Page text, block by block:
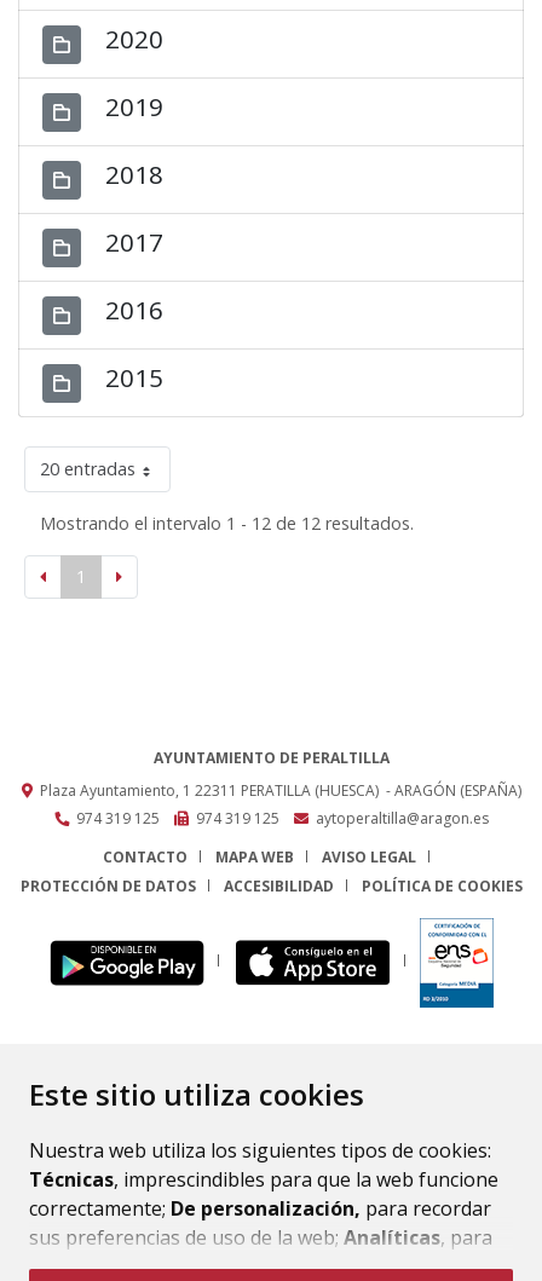
Este sitio utiliza cookies
Nuestra web utiliza los siguientes tipos de cookies:
Técnicas, imprescindibles para que la web funcione
correctamente; De personalización, para recordar
sus preferencias de uso de la web; Analíticas, para
mejorar el funcionamiento de la web y sus servicios.
2020
2019
2018
2017
2016
2015
20 entradas
Mostrando el intervalo 1 - 12 de 12 resultados.
1
AYUNTAMIENTO DE PERALTILLA
Plaza Ayuntamiento, 1 22311 PERATILLA (HUESCA) - ARAGÓN (ESPAÑA)
974 319 125
974 319 125
aytoperaltilla@aragon.es
CONTACTO
MAPA WEB
AVISO LEGAL
PROTECCIÓN DE DATOS
ACCESIBILIDAD POLÍTICA DE COOKIES